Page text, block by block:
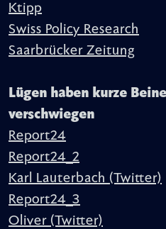
Ktipp
Swiss Policy Research
Saarbrücker Zeitung
Lügen haben kurze
verschwiegen
Report24
Report24_2
Karl Lauterbach (Twitter)
Report24_3
Oliver (Twitter)